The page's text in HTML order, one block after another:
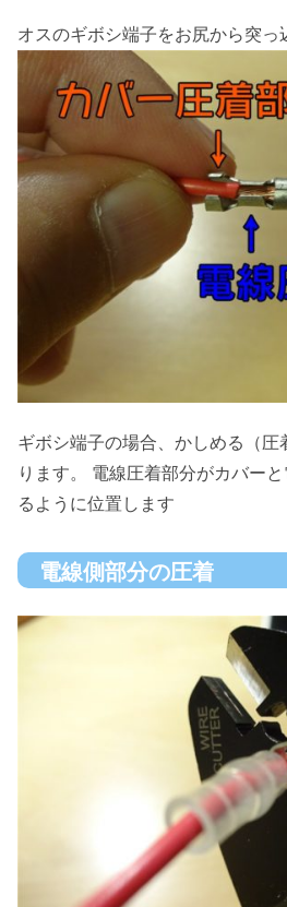
オスのギボシ端子をお尻から突っ
ギボシ端子の場合、かしめる（圧
ります。 電線圧着部分がカバー
るように位置します
電線側部分の圧着